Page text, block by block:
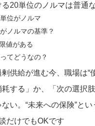
20単位のノルマは普通
位がノルマ
ノルマの基準？
値がある
てどうなの？
供給が進む今、職場は“
耗する」か、「次の選択
い。“未来への保険”と
だけでもOKです